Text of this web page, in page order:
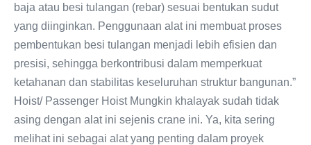
baja atau besi tulangan (rebar) sesuai bentukan sudut
yang diinginkan. Penggunaan alat ini membuat proses
pembentukan besi tulangan menjadi lebih efisien dan
presisi, sehingga berkontribusi dalam memperkuat
ketahanan dan stabilitas keseluruhan struktur bangunan.”
Hoist/ Passenger Hoist Mungkin khalayak sudah tidak
asing dengan alat ini sejenis crane ini. Ya, kita sering
melihat ini sebagai alat yang penting dalam proyek